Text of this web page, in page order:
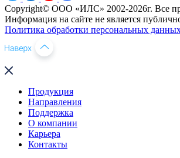
Copyright© ООО «ИЛС» 2002-2026г. Все
Информация на сайте не является
Политика обработки персональных
Продукция
Направления
Поддержка
О компании
Карьера
Контакты